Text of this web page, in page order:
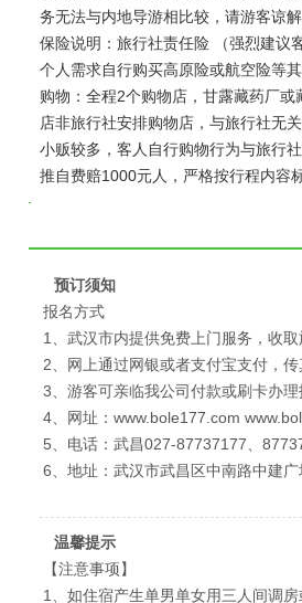
务无法与内地导游相比较，请游客谅
保险说明：旅行社责任险 （强烈建议
个人需求自行购买高原险或航空险等
购物：全程2个购物店，甘露藏药厂
店非旅行社安排购物店，与旅行社无
小贩较多，客人自行购物行为与旅行
推自费赔1000元人，严格按行程内容
预订须知
报名方式
1、武汉市内提供免费上门服务，收
2、网上通过网银或者支付宝支付，
3、游客可亲临我公司付款或刷卡办
4、网址：www.bole177.com
5、电话：武昌027-87737177、
6、地址：武汉市武昌区中南路中建
温馨提示
【注意事项】
1、如住宿产生单男单女用三人间调